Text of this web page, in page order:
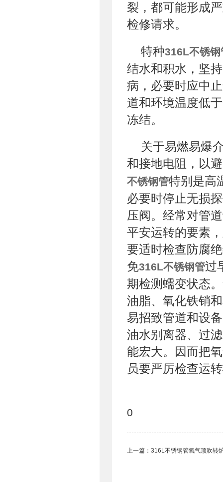
裂，都可能形成
检修请求。
特种316L不锈钢
结水和积水，坚
病，必要时应中
道和环境温度低
冻结。
关于易燃易爆
和接地电阻，以
不锈钢管特别是高
必要时停止无损
压阀。经常对管
平安运转的要素
要适时检查防腐
免316L不锈钢管过
期检测蠕变状态
油脂、氧化铁销
易招致管道和设
油水别离器、过
能宏大。因而把
员要严厉检查运
0
上一篇： 316L不锈钢管氧气顶吹转